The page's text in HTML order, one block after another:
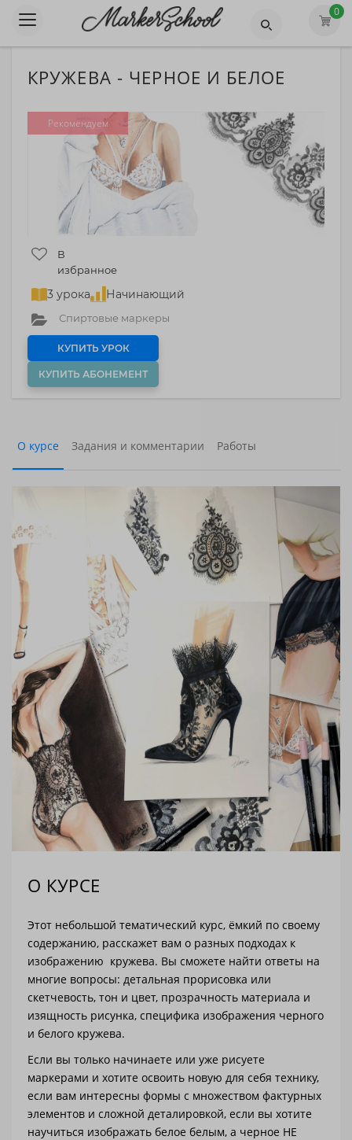
0
КРУЖЕВА - ЧЕРНОЕ И БЕЛОЕ
Рекомендуем
В
избранное
Спиртовые маркеры
3 урока Начинающий
КУПИТЬ УРОК
КУПИТЬ АБОНЕМЕНТ
О курсе Задания и комментарии Работы
О КУРСЕ
Этот небольшой тематический курс, ёмкий по своему
содержанию, расскажет вам о разных подходах к
изображению кружева. Вы сможете найти ответы на
многие вопросы: детальная прорисовка или
скетчевость, тон и цвет, прозрачность материала и
изящность рисунка, специфика изображения черного
и белого кружева.
Если вы только начинаете или уже рисуете
маркерами и хотите освоить новую для себя технику,
если вам интересны формы с множеством фактурных
элементов и сложной деталировкой, если вы хотите
научиться изображать белое белым, а черное НЕ